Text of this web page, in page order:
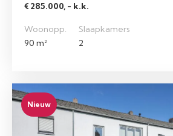
€ 285.000, - k.k.
Woonopp.
90 m²
Slaapkamers
2
Nieuw